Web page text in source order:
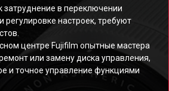
затруднение в переключении
настроек, требуют
центре Fujifilm опытные мастера
или замену диска управления,
и точное управление функциями